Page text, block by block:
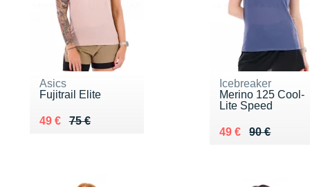
Asics
Fujitrail Elite
75 €
Au lieu de 75 €
49 €
Vendu 49 €
Icebreaker
Merino 125 Cool-
Lite Speed
90 €
Au lieu de 90 €
49 €
Vendu 49 €